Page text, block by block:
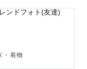
せて頂きます⚙️
ご指名ください🕊️
・着物